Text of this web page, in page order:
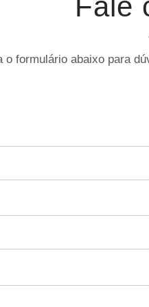
Fale
o formulário abaixo para